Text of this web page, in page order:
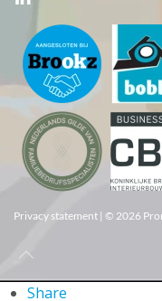
Privacy statement | © 2026
Share